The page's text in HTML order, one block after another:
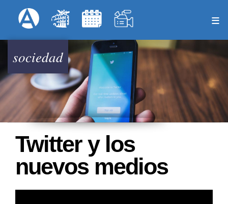
al
principal
Menú Superior
sociedad
Twitter y los
nuevos medios